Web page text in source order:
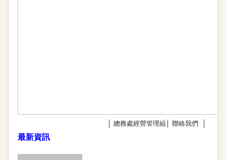
總務處經營管理組 聯絡我們
最新資訊